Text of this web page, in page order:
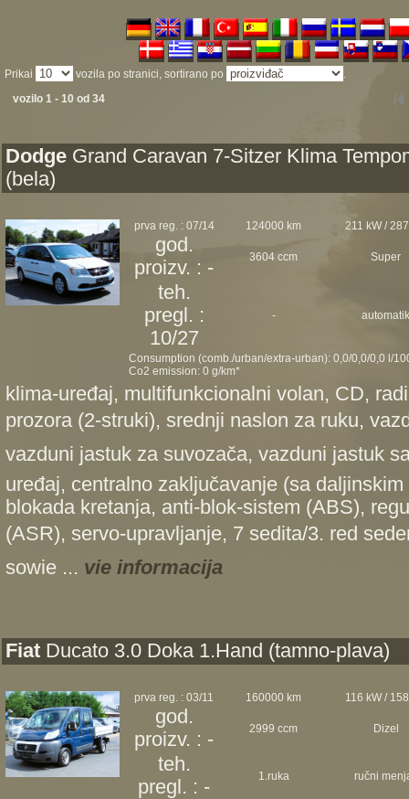
Prikai vozila po stranici, sortirano po
.
vozilo 1 - 10 od 34
Dodge Grand Caravan 7-Sitzer Klima
(bela)
prva reg. : 07/14 124000 km 211 kW /
god.
proizv. : -
3604 ccm Super
teh.
pregl. :
10/27
- automatik
Consumption (comb./urban/extra-urban): 0,0/0,0/0,0 l/
Co2 emission: 0 g/km*
klima-uređaj, multifunkcionalni volan, CD,
prozora (2-struki), srednji naslon za ruku,
vazduni jastuk za suvozača, vazduni jastuk
uređaj, centralno zaključavanje (sa
blokada kretanja, anti-blok-sistem (ABS),
(ASR), servo-upravljanje, 7 sedita/3. red
sowie ... vie informacija
Fiat Ducato 3.0 Doka 1.Hand (tamno-plava)
prva reg. : 03/11 160000 km 116 kW /
god.
proizv. : -
2999 ccm Dizel
teh.
pregl. : -
1.ruka ručni